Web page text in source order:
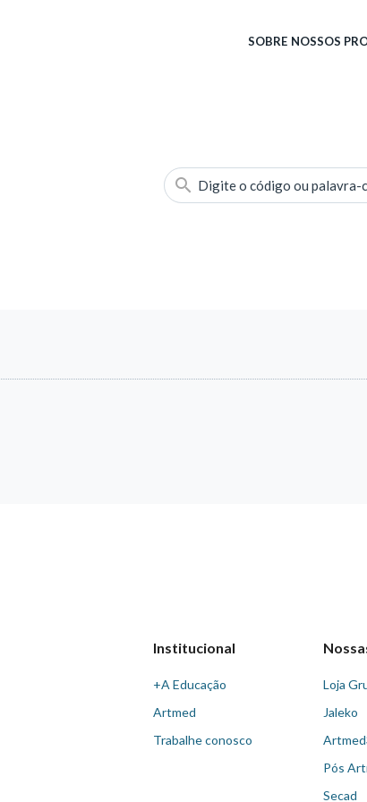
SOBRE NOSSOS
Digite o código ou palavra-
Institucional
+A Educação
Artmed
Trabalhe conosco
Loja
Jaleko
Pós
Secad